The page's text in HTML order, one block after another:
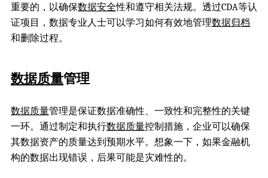
重要的，以确保数据安全性和遵守相关法规。透过CDA等认
证项目，数据专业人士可以学习如何有效地管理数据归档
和删除过程。
数据质量管理
数据质量管理是保证数据准确性、一致性和完整性的关键
一环。通过制定和执行数据质量控制措施，企业可以确保
其数据资产的质量达到预期水平。想象一下，如果金融机
构的数据出现错误，后果可能是灾难性的。